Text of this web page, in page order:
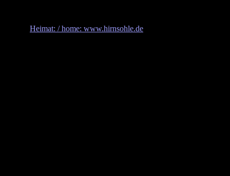
Heimat: / home: www.hirnsohle.de